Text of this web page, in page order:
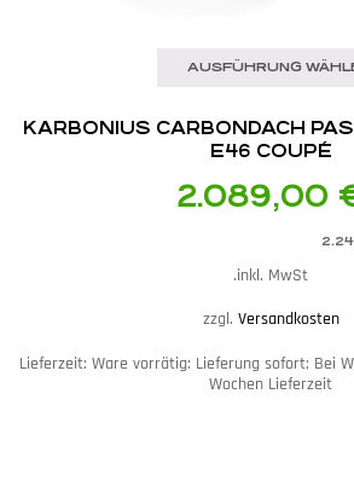
AUSFÜHRUNG
KARBONIUS CARBONDACH
E46 COUPÉ
2.089,00
inkl. MwSt.
zzgl. Versandkosten
Lieferzeit: Ware vorrätig: Lieferung sofort; Bei
Wochen Lieferzeit